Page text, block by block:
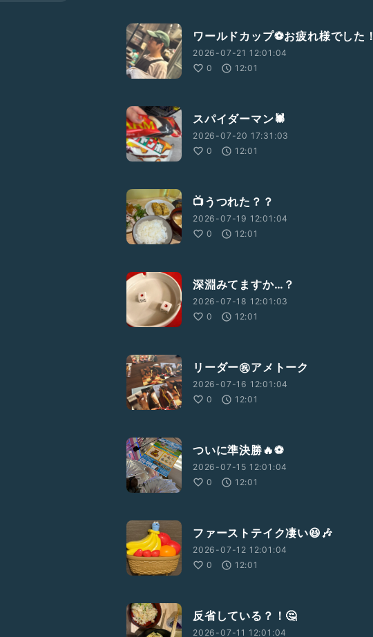
ワールドカップ⚽️お疲れ様でした！
2026-07-21 12:01:04
0
12:01
スパイダーマン🕷️
2026-07-20 17:31:03
0
12:01
📺うつれた？？
2026-07-19 12:01:04
0
12:01
深淵みてますか…？
2026-07-18 12:01:03
0
12:01
リーダー㊗️アメトーク
2026-07-16 12:01:04
0
12:01
ついに準決勝🔥⚽️
2026-07-15 12:01:04
0
12:01
ファーストテイク凄い😆🎶
2026-07-12 12:01:04
0
12:01
反省している？！🤔
2026-07-11 12:01:04